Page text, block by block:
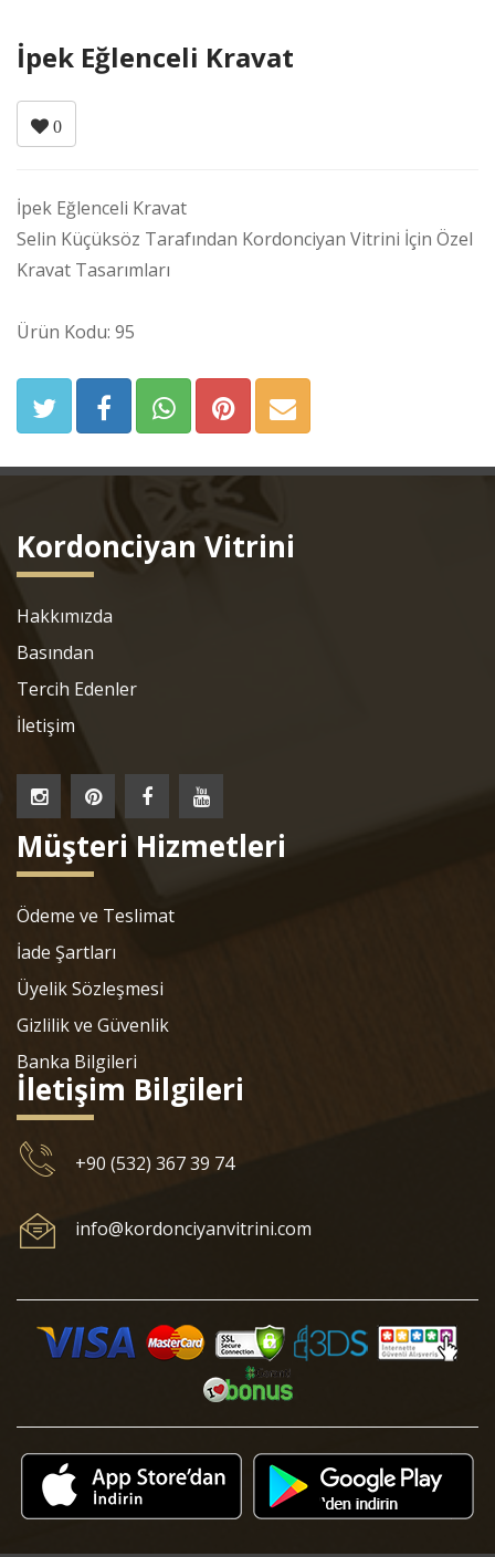
İpek Eğlenceli Kravat
0
İpek Eğlenceli Kravat
Selin Küçüksöz Tarafından Kordonciyan Vitrini İçin Özel
Kravat Tasarımları
Ürün Kodu: 95
Kordonciyan Vitrini
Hakkımızda
Basından
Tercih Edenler
İletişim
Müşteri Hizmetleri
Ödeme ve Teslimat
İade Şartları
Üyelik Sözleşmesi
Gizlilik ve Güvenlik
Banka Bilgileri
İletişim Bilgileri
+90 (532) 367 39 74
info@kordonciyanvitrini.com